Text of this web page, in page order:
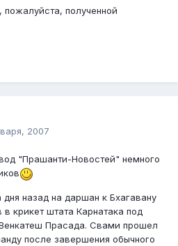
полученной
2007
"Прашанти-Новостей" немного
назад на даршан к Бхагавану
крикет штата Карнатака под
Прасада. Свами прошел
после завершения обычного